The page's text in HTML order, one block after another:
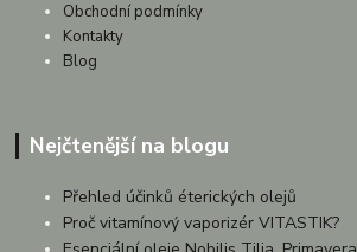
Obchodní podmínky
Kontakty
Blog
Nejčtenější na blogu
Přehled účinků éterických olejů
Proč vitamínový vaporizér VITASTIK?